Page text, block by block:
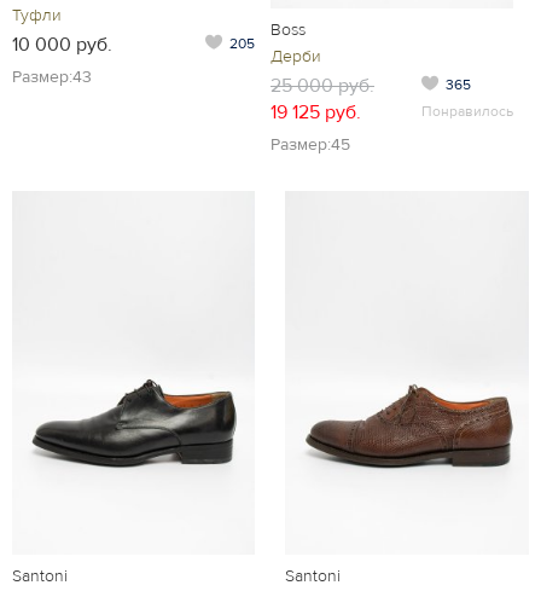
Туфли
10 000 руб. 205
Размер:43
Boss
Дерби
25 000 руб.
19 125 руб.
365
Понравилось
Размер:45
Santoni
Santoni